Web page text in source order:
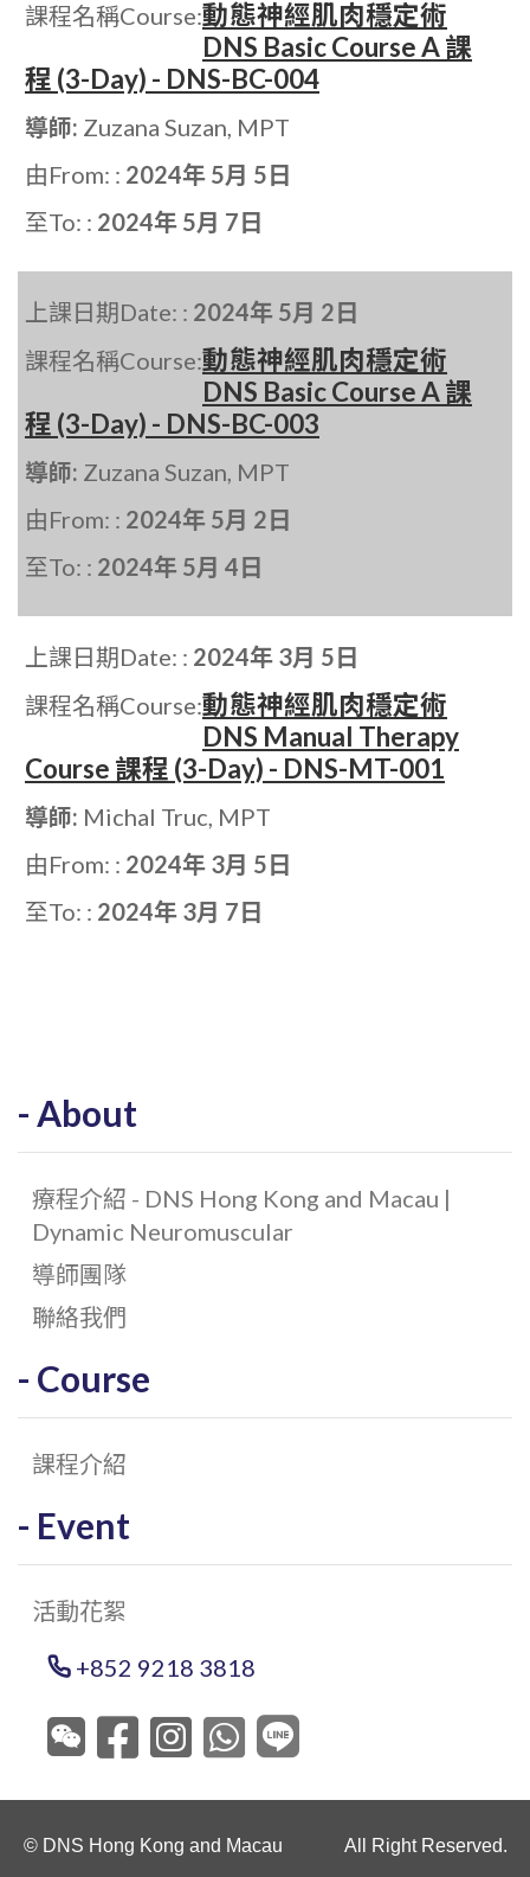
課程名稱Course:動態神經肌肉穩定術
DNS Basic Course A 課
程 (3-Day) - DNS-BC-004
導師: Zuzana Suzan, MPT
由From: : 2024年 5月 5日
至To: : 2024年 5月 7日
上課日期Date: : 2024年 5月 2日
課程名稱Course:動態神經肌肉穩定術
DNS Basic Course A 課
程 (3-Day) - DNS-BC-003
導師: Zuzana Suzan, MPT
由From: : 2024年 5月 2日
至To: : 2024年 5月 4日
上課日期Date: : 2024年 3月 5日
課程名稱Course:動態神經肌肉穩定術
DNS Manual Therapy
Course 課程 (3-Day) - DNS-MT-001
導師: Michal Truc, MPT
由From: : 2024年 3月 5日
至To: : 2024年 3月 7日
About
療程介紹 - DNS Hong Kong and Macau |
Dynamic Neuromuscular
導師團隊
聯絡我們
Course
課程介紹
Event
活動花絮
+852 9218 3818
© DNS Hong Kong and Macau All Right Reserved.